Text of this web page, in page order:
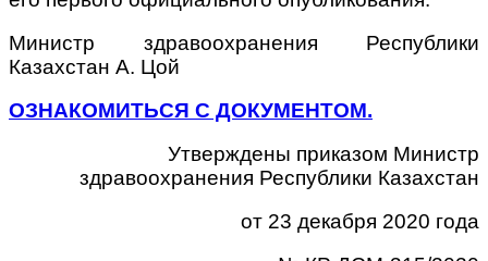
Министр здравоохранения Республики
Казахстан А. Цой
ОЗНАКОМИТЬСЯ С ДОКУМЕНТОМ.
Утверждены приказом Министр
здравоохранения Республики Казахстан
от 23 декабря 2020 года